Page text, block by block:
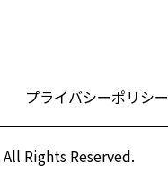
プライバシーポリシー
All Rights Reserved.